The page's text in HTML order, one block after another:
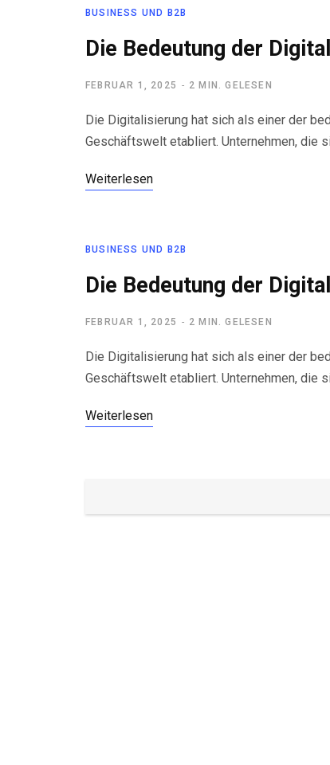
BUSINESS UND B2B
Die Bedeutung der
FEBRUAR 1, 2025 2 MIN. GELESEN
Die Digitalisierung hat sich als einer der
Geschäftswelt etabliert. Unternehmen, die
Weiterlesen
BUSINESS UND B2B
Die Bedeutung der
FEBRUAR 1, 2025 2 MIN. GELESEN
Die Digitalisierung hat sich als einer der
Geschäftswelt etabliert. Unternehmen, die
Weiterlesen